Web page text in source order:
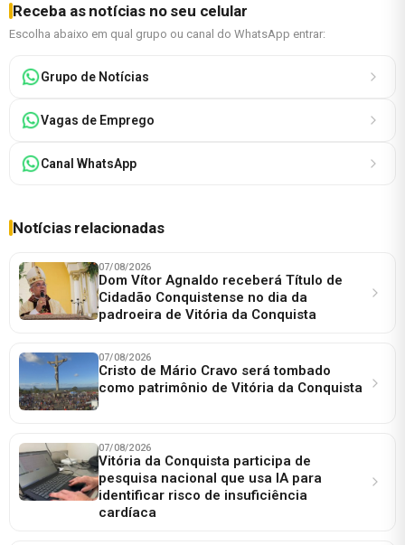
Receba as notícias no seu celular
Escolha abaixo em qual grupo ou canal do WhatsApp entrar:
Grupo de Notícias
Vagas de Emprego
Canal WhatsApp
Notícias relacionadas
07/08/2026
Dom Vítor Agnaldo receberá Título de
Cidadão Conquistense no dia da
padroeira de Vitória da Conquista
07/08/2026
Cristo de Mário Cravo será tombado
como patrimônio de Vitória da Conquista
07/08/2026
Vitória da Conquista participa de
pesquisa nacional que usa IA para
identificar risco de insuficiência
cardíaca